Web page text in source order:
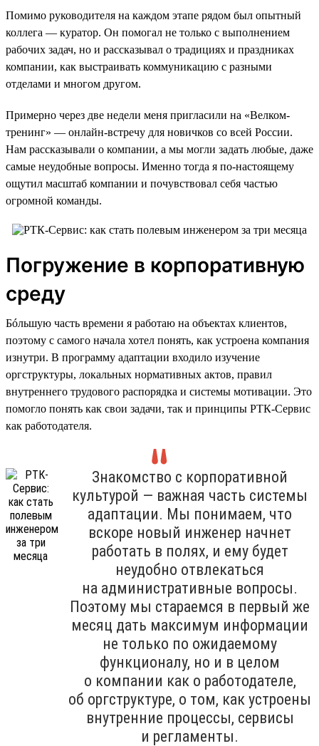
Помимо руководителя на каждом этапе рядом был опытный
коллега — куратор. Он помогал не только с выполнением
рабочих задач, но и рассказывал о традициях и праздниках
компании, как выстраивать коммуникацию с разными
отделами и многом другом.
Примерно через две недели меня пригласили на «Велком-
тренинг» — онлайн-встречу для новичков со всей России.
Нам рассказывали о компании, а мы могли задать любые, даже
самые неудобные вопросы. Именно тогда я по-настоящему
ощутил масштаб компании и почувствовал себя частью
огромной команды.
Погружение в корпоративную
среду
Бóльшую часть времени я работаю на объектах клиентов,
поэтому с самого начала хотел понять, как устроена компания
изнутри. В программу адаптации входило изучение
оргструктуры, локальных нормативных актов, правил
внутреннего трудового распорядка и системы мотивации. Это
помогло понять как свои задачи, так и принципы РТК-Сервис
как работодателя.
Знакомство с корпоративной
культурой — важная часть системы
адаптации. Мы понимаем, что
вскоре новый инженер начнет
работать в полях, и ему будет
неудобно отвлекаться
на административные вопросы.
Поэтому мы стараемся в первый же
месяц дать максимум информации
не только по ожидаемому
функционалу, но и в целом
о компании как о работодателе,
об оргструктуре, о том, как устроены
внутренние процессы, сервисы
и регламенты.